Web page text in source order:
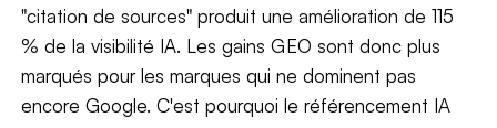
"citation de sources" produit une amélioration de 115
% de la visibilité IA. Les gains GEO sont donc plus
marqués pour les marques qui ne dominent pas
encore Google. C'est pourquoi le référencement IA